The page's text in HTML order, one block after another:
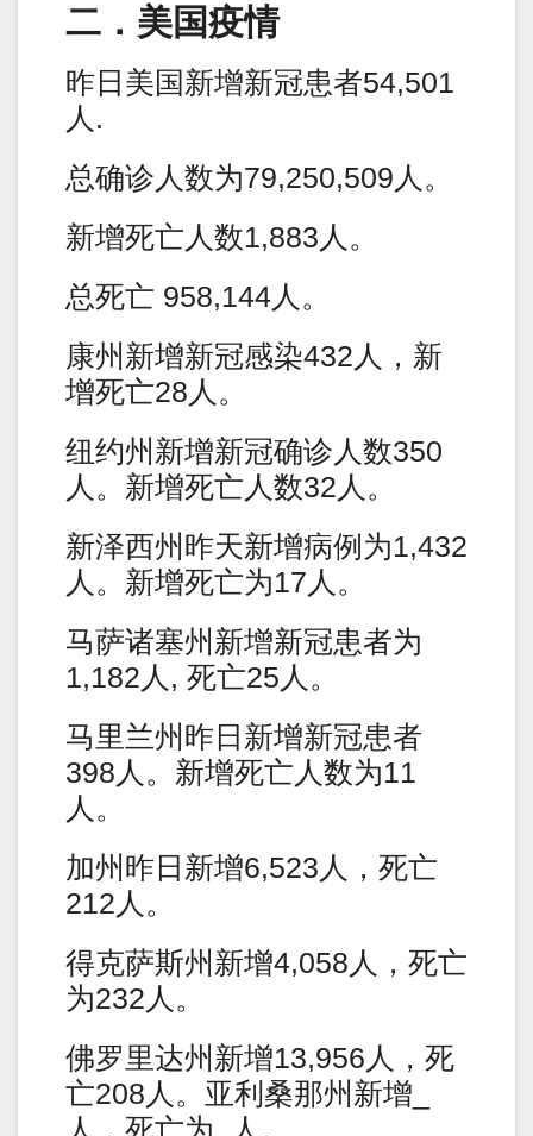
二．美国疫情
昨日美国新增新冠患者54,501
人.
总确诊人数为79,250,509人。
新增死亡人数1,883人。
总死亡 958,144人。
康州新增新冠感染432人，新
增死亡28人。
纽约州新增新冠确诊人数350
人。新增死亡人数32人。
新泽西州昨天新增病例为1,432
人。新增死亡为17人。
马萨诸塞州新增新冠患者为
1,182人, 死亡25人。
马里兰州昨日新增新冠患者
398人。新增死亡人数为11
人。
加州昨日新增6,523人，死亡
212人。
得克萨斯州新增4,058人，死亡
为232人。
佛罗里达州新增13,956人，死
亡208人。亚利桑那州新增_
人，死亡为_人。